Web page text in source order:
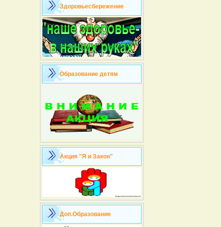
Здоровьесбережение
Образование детям
Акция "Я и Закон"
Доп.Образование